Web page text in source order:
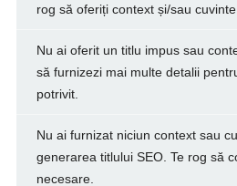
rog să oferiți context și/sau cuvinte
Nu ai oferit un titlu impus sau
să furnizezi mai multe detalii
potrivit.
Nu ai furnizat niciun context sau
generarea titlului SEO. Te rog să
necesare.